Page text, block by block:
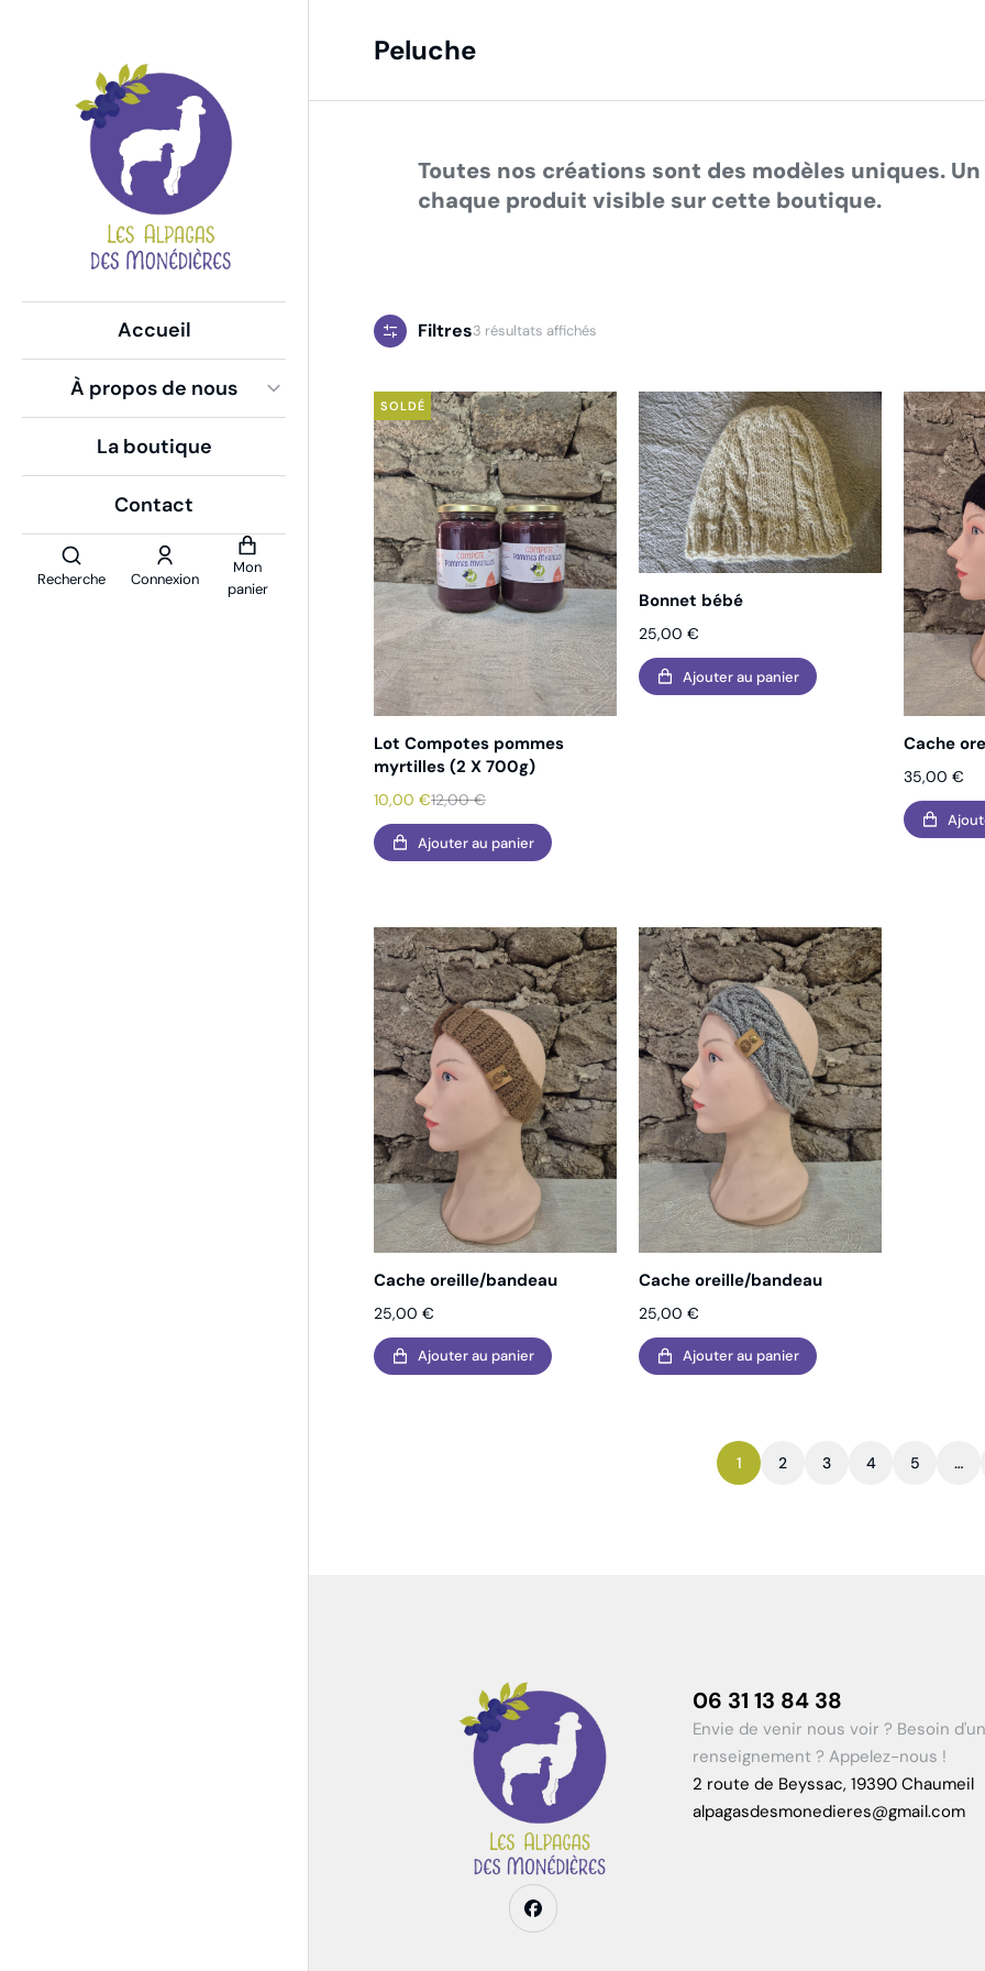
Global Side Menu
Width
Placeholder
Peluche
Toutes nos créations sont des modèles uniques.
chaque produit visible sur cette boutique.
Filtres3 résultats affichés
SOLDÉ
Lot Compotes pommes
myrtilles (2 X 700g)
12,00€
10,00 €
Ajouter au panier
Bonnet bébé
25,00 €
Ajouter au panier
Cache
35,00 €
Cache oreille/bandeau
25,00 €
Ajouter au panier
Cache oreille/bandeau
25,00 €
Ajouter au panier
1 2 3 4 5 …
06 31 13 84 38
Envie de venir nous voir ? Besoin
renseignement ? Appelez-nous !
2 route de Beyssac, 19390 Chaumeil
alpagasdesmonedieres@gmail.com
Accueil
À propos de nous
La boutique
Contact
Recherche Connexion
Mon
panier